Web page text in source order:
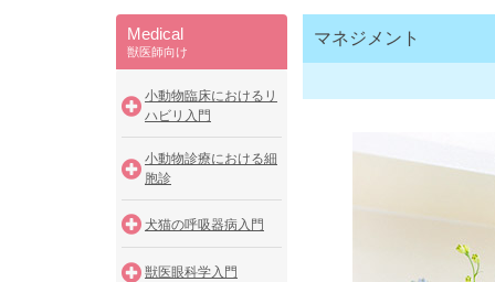
Medical
獣医師向け
小動物臨床におけるリ
ハビリ入門
小動物診療における細
胞診
犬猫の呼吸器病入門
獣医眼科学入門
マネジメント